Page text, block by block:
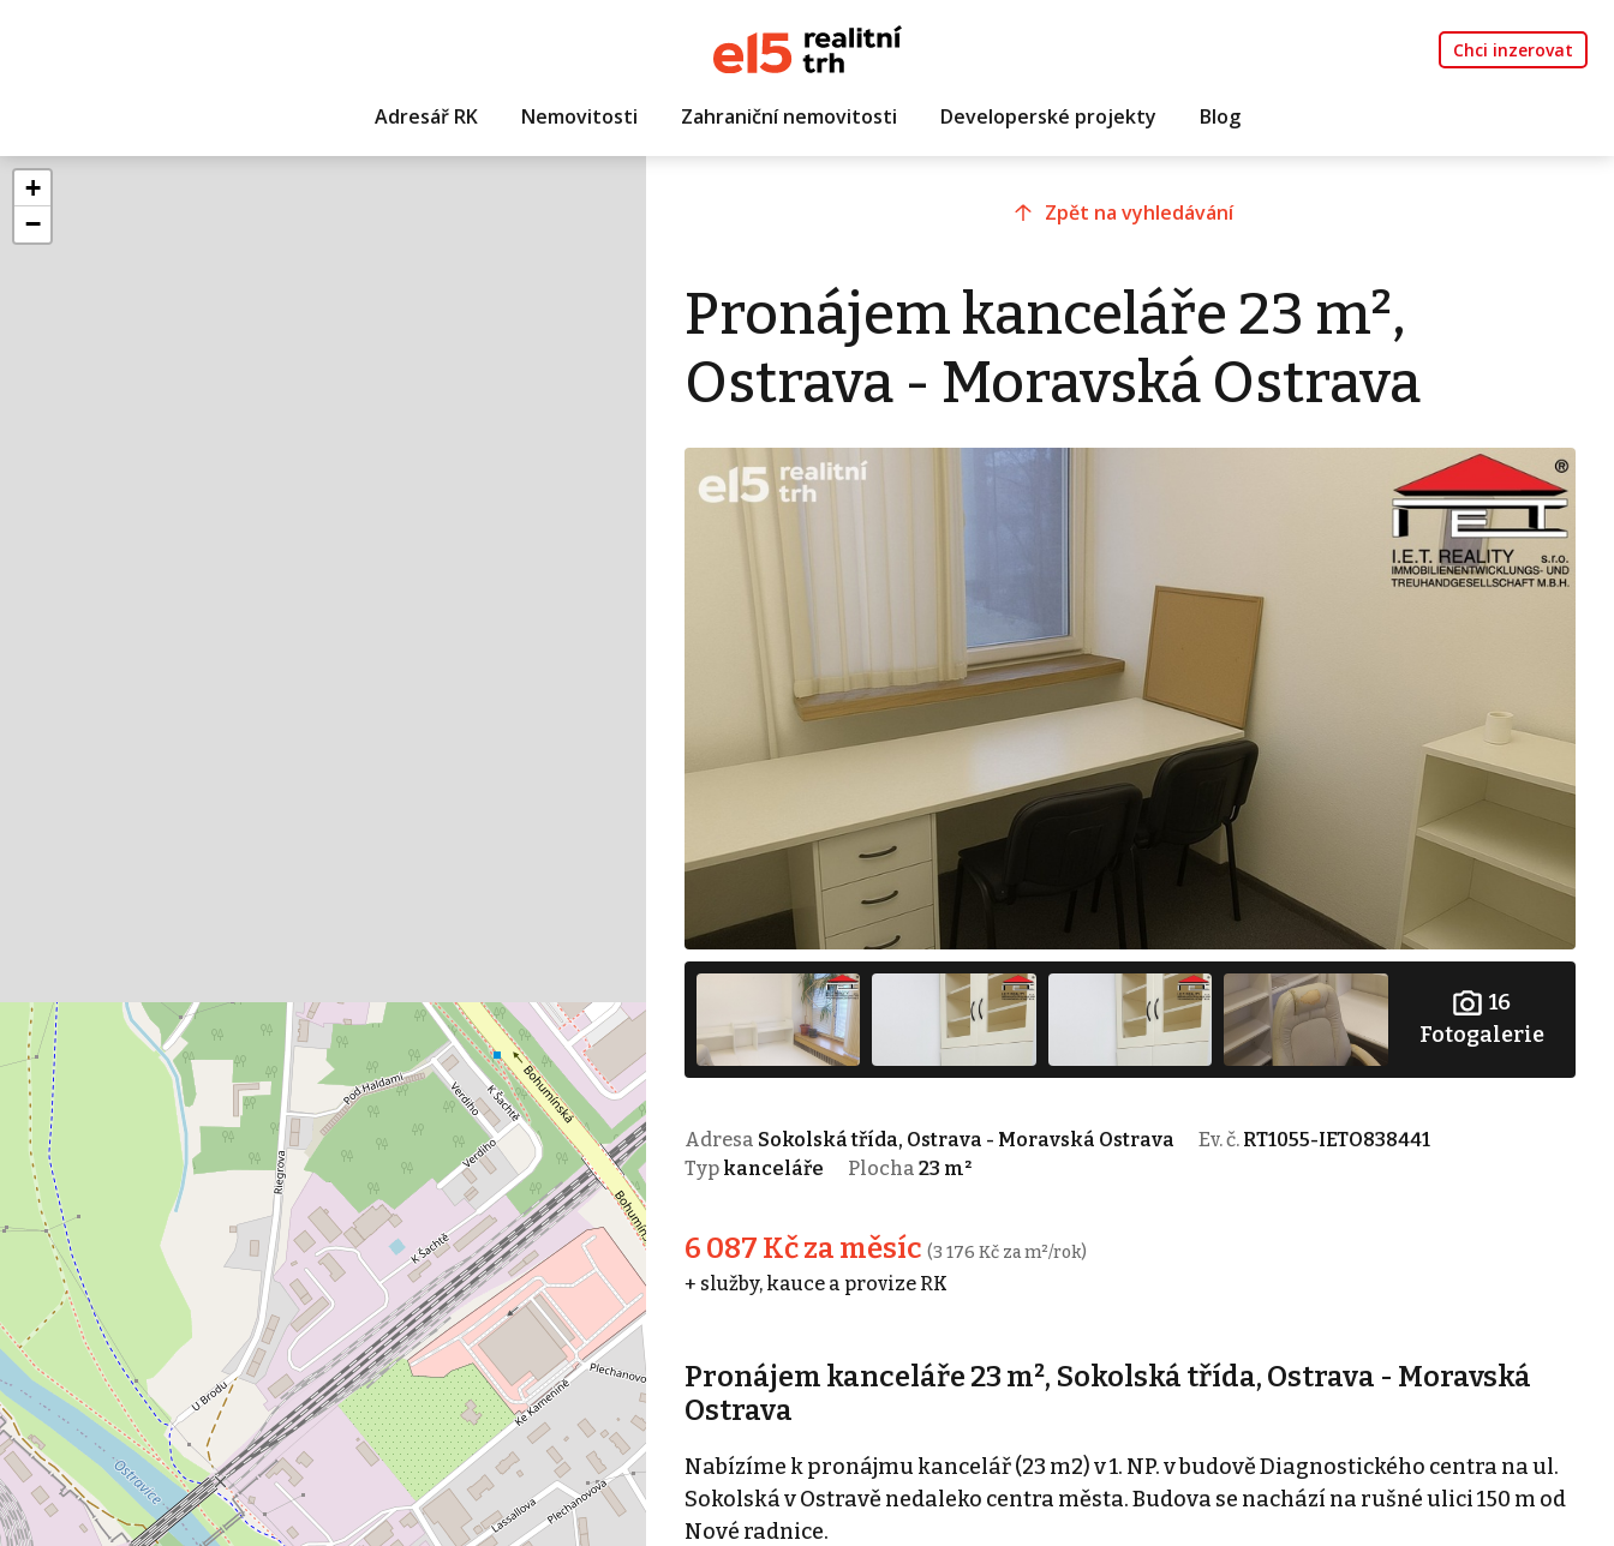
Chci inzerovat
Adresář RK Nemovitosti Zahraniční nemovitosti Developerské projekty Blog
+
−
Zpět na vyhledávání
Pronájem kanceláře 23 m²,
Ostrava - Moravská Ostrava
16
Fotogalerie
Adresa Sokolská třída, Ostrava - Moravská Ostrava Ev. č. RT1055-IETO838441
Typ kanceláře Plocha 23 m²
6 087 Kč za měsíc (3 176 Kč za m²/rok)
+ služby, kauce a provize RK
Pronájem kanceláře 23 m², Sokolská třída, Ostrava - Moravská
Ostrava
Nabízíme k pronájmu kancelář (23 m2) v 1. NP. v budově Diagnostického centra na ul.
Sokolská v Ostravě nedaleko centra města. Budova se nachází na rušné ulici 150 m od
Nové radnice.